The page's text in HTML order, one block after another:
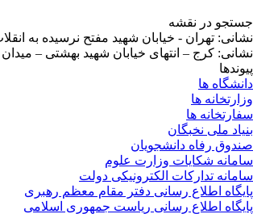
در نقشه
تهران - خیابان شهید مفتح نرسیده به انقلاب -
کرج – انتهای خیابان شهید بهشتی – میدان
ها
ها
ها
ملی نخبگان
رفاه دانشجویان
شکایات وزارت علوم
تدارکات الکترونیکی دولت
اطلاع رسانی دفتر مقام معظم رهبری
اطلاع رسانی ریاست جمهوری اسلامی